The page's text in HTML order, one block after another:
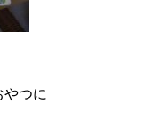
やつに